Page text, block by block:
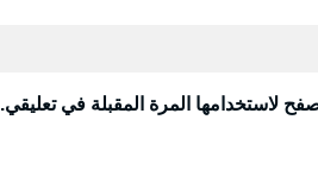
لاستخدامها المرة المقبلة في تعليقي.